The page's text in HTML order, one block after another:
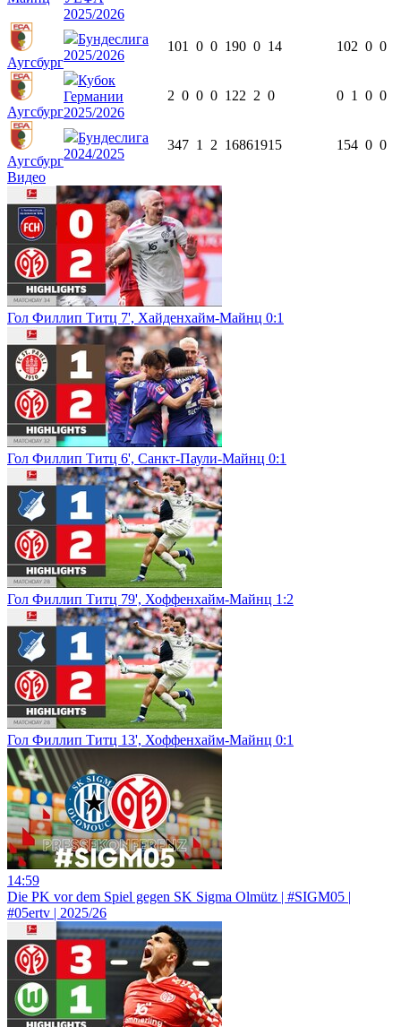
2025/2026
Аугсбург
Бундеслига
2025/2026
101 0 0 190 0 14 102 0 0
Аугсбург
Кубок
Германии
2025/2026
2 0 0 0 122 2 0 0 1 0 0
Аугсбург
Бундеслига
2024/2025
347 1 2 16861915 154 0 0
Видео
Гол Филлип Титц 7', Хайденхайм-Майнц 0:1
Гол Филлип Титц 6', Санкт-Паули-Майнц 0:1
Гол Филлип Титц 79', Хоффенхайм-Майнц 1:2
Гол Филлип Титц 13', Хоффенхайм-Майнц 0:1
14:59
Die PK vor dem Spiel gegen SK Sigma Olmütz | #SIGM05 |
#05ertv | 2025/26